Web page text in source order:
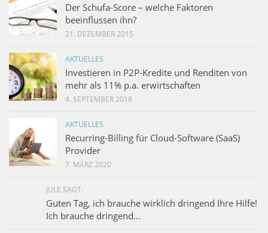
Der Schufa-Score – welche Faktoren
beeinflussen ihn?
21. DEZEMBER 2015
AKTUELLES
Investieren in P2P-Kredite und Renditen von
mehr als 11% p.a. erwirtschaften
4. SEPTEMBER 2018
AKTUELLES
Recurring-Billing für Cloud-Software (SaaS)
Provider
7. MÄRZ 2020
JULE SAGT:
Guten Tag, ich brauche wirklich dringend Ihre Hilfe!
Ich brauche dringend...